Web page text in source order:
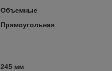
Объемные
Прямоугольная
245 мм